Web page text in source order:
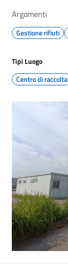
Argomenti
Gestione rifiuti
Tipi Luogo
Centro di raccolta